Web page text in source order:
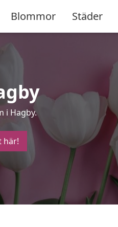
Blommor Städer
i Hagby.
här!